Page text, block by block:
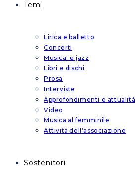
Temi
Lirica e balletto
Concerti
Musical e jazz
Libri e dischi
Prosa
Interviste
Approfondimenti e attualità
Video
Musica al femminile
Attività dell’associazione
Sostenitori